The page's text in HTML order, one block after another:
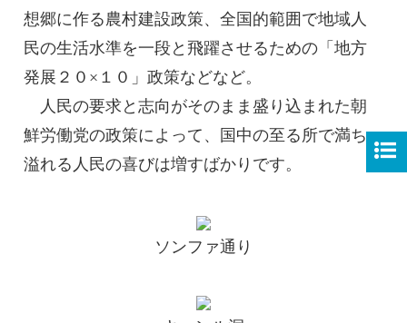
想郷に作る農村建設政策、全国的範囲で地域人
民の生活水準を一段と飛躍させるための「地方
発展２０×１０」政策などなど。
人民の要求と志向がそのまま盛り込まれた朝
鮮労働党の政策によって、国中の至る所で満ち
溢れる人民の喜びは増すばかりです。
ソンファ通り